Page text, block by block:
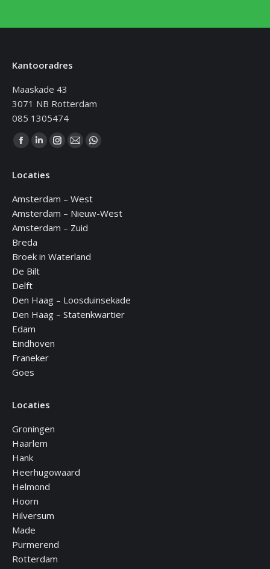
Kantooradres
Maaskade 43
3071 NB Rotterdam
085 1305474
Vind ons op:
Facebook
opens
new
window
Linkedin
opens
new
window
Instagram
new
window
Mail
in
new
window
WhatsApp
new
Locaties
Amsterdam – West
Amsterdam – Nieuw-West
Amsterdam – Zuid
Breda
Broek in Waterland
De Bilt
Delft
Den Haag – Loosduinsekade
Den Haag – Statenkwartier
Edam
Eindhoven
Franeker
Goes
Locaties
Groningen
Haarlem
Hank
Heerhugowaard
Helmond
Hoorn
Hilversum
Made
Purmerend
Rotterdam